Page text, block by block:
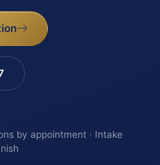
by appointment · Intake